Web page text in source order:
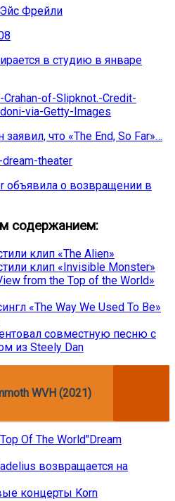
Фрейли
в студию в январе
что «The End, So Far»…
объявила о возвращении в
содержанием:
клип «The Alien»
клип «Invisible Monster»
from the Top of the World»
«The Way We Used To Be»
совместную песню с
из Steely Dan
WVH (2021)
Of The World"Dream
возвращается на
концерты Korn